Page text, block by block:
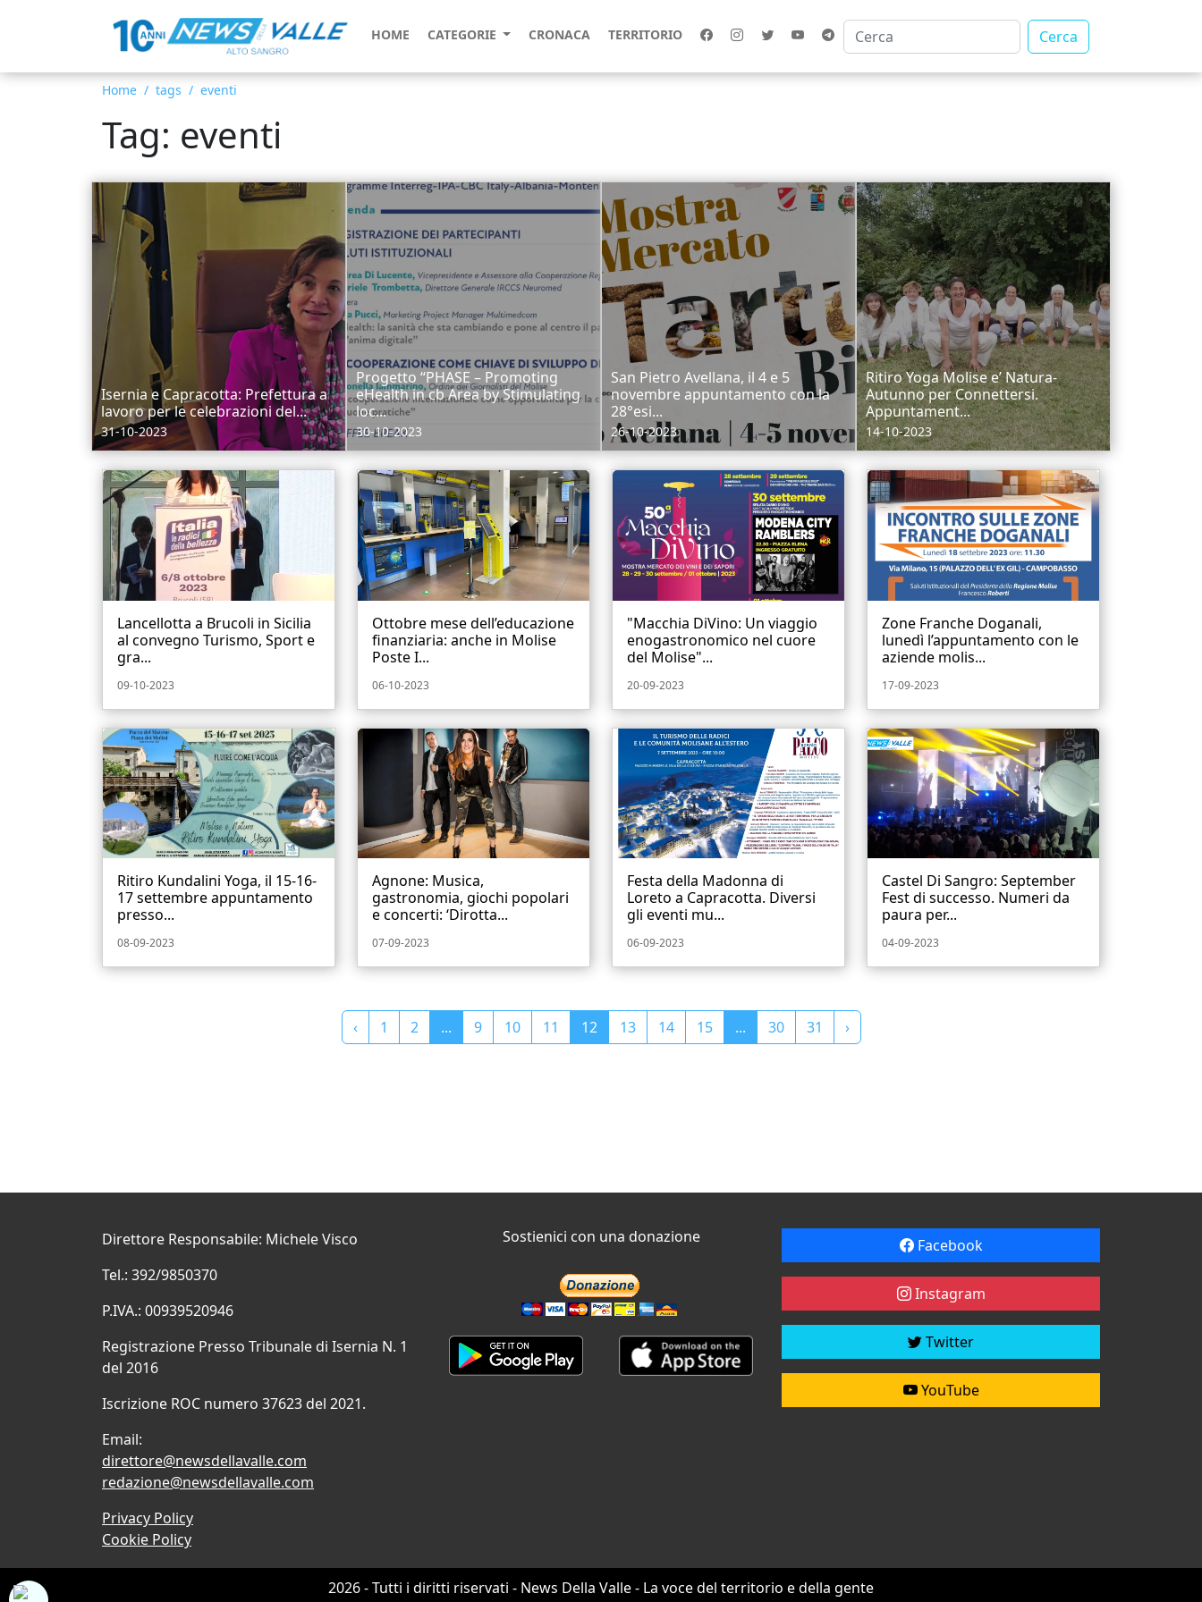
HOME CATEGORIE CRONACA TERRITORIO Cerca
Home tags eventi
Tag: eventi
Isernia e Capracotta: Prefettura a
lavoro per le celebrazioni del...
31-10-2023
Progetto “PHASE – Promoting
eHealth in cb Area by Stimulating
loc...
30-10-2023
San Pietro Avellana, il 4 e 5
novembre appuntamento con la
28°esi...
26-10-2023
Ritiro Yoga Molise e’ Natura-
Autunno per Connettersi.
Appuntament...
14-10-2023
Lancellotta a Brucoli in Sicilia
al convegno Turismo, Sport e
gra...
09-10-2023
Ottobre mese dell’educazione
finanziaria: anche in Molise
Poste I...
06-10-2023
"Macchia DiVino: Un viaggio
enogastronomico nel cuore
del Molise"...
20-09-2023
Zone Franche Doganali,
lunedì l’appuntamento con le
aziende molis...
17-09-2023
Ritiro Kundalini Yoga, il 15-16-
17 settembre appuntamento
presso...
08-09-2023
Agnone: Musica,
gastronomia, giochi popolari
e concerti: ‘Dirotta...
07-09-2023
Festa della Madonna di
Loreto a Capracotta. Diversi
gli eventi mu...
06-09-2023
Castel Di Sangro: September
Fest di successo. Numeri da
paura per...
04-09-2023
‹ 1 2 ... 9 10 11 12 13 14 15 ... 30 31 ›
Direttore Responsabile: Michele Visco
Tel.: 392/9850370
P.IVA.: 00939520946
Registrazione Presso Tribunale di Isernia N. 1
del 2016
Iscrizione ROC numero 37623 del 2021.
Email:
direttore@newsdellavalle.com
redazione@newsdellavalle.com
Privacy Policy
Cookie Policy
Sostienici con una donazione Facebook
Instagram
Twitter
YouTube
2026 - Tutti i diritti riservati - News Della Valle - La voce del territorio e della gente